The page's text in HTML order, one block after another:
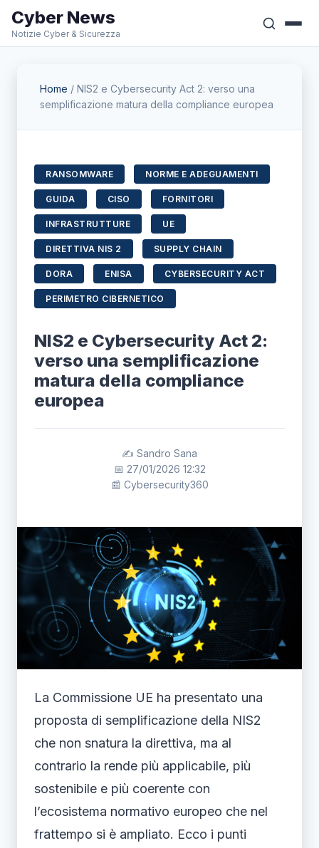
Cyber News
Notizie Cyber & Sicurezza
Home / NIS2 e Cybersecurity Act 2: verso una
semplificazione matura della compliance europea
RANSOMWARE NORME E ADEGUAMENTI
GUIDA CISO FORNITORI
INFRASTRUTTURE UE
DIRETTIVA NIS 2 SUPPLY CHAIN
DORA ENISA CYBERSECURITY ACT
PERIMETRO CIBERNETICO
NIS2 e Cybersecurity Act 2:
verso una semplificazione
matura della compliance
europea
✍️ Sandro Sana
📅 27/01/2026 12:32
📰 Cybersecurity360
La Commissione UE ha presentato una
proposta di semplificazione della NIS2
che non snatura la direttiva, ma al
contrario la rende più applicabile, più
sostenibile e più coerente con
l’ecosistema normativo europeo che nel
frattempo si è ampliato. Ecco i punti